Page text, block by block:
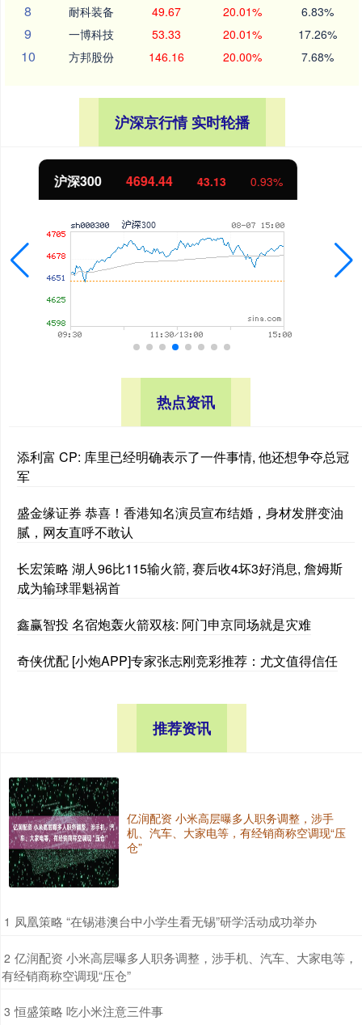
8 耐科装备 49.67 20.01% 6.83%
9 一博科技 53.33 20.01% 17.26%
10 方邦股份 146.16 20.00% 7.68%
沪深京行情 实时轮播
北证50 1134.24 11.37 1.01%
热点资讯
添利富 CP: 库里已经明确表示了一件事情, 他还想争夺总冠
军
盛金缘证券 恭喜！香港知名演员宣布结婚，身材发胖变油
腻，网友直呼不敢认
长宏策略 湖人96比115输火箭, 赛后收4坏3好消息, 詹姆斯
成为输球罪魁祸首
鑫赢智投 名宿炮轰火箭双核: 阿门申京同场就是灾难
奇侠优配 [小炮APP]专家张志刚竞彩推荐：尤文值得信任
推荐资讯
亿润配资 小米高层曝多人职务调整，涉手
机、汽车、大家电等，有经销商称空调现“压
仓”
1 ​凤凰策略 “在锡港澳台中小学生看无锡”研学活动成功举办
2 ​亿润配资 小米高层曝多人职务调整，涉手机、汽车、大家电等，
有经销商称空调现“压仓”
3 ​恒盛策略 吃小米注意三件事